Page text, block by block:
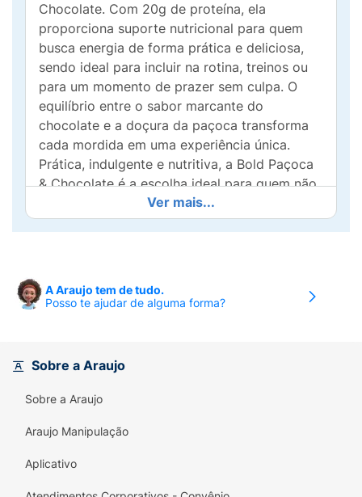
Chocolate. Com 20g de proteína, ela
proporciona suporte nutricional para quem
busca energia de forma prática e deliciosa,
sendo ideal para incluir na rotina, treinos ou
para um momento de prazer sem culpa. O
equilíbrio entre o sabor marcante do
chocolate e a doçura da paçoca transforma
cada mordida em uma experiência única.
Prática, indulgente e nutritiva, a Bold Paçoca
& Chocolate é a escolha ideal para quem não
abre mão do sabor enquanto investe no bem-
estar e na performance diária.
Ver mais...
A Araujo tem de tudo.
Posso te ajudar de alguma forma?
Sobre a Araujo
Sobre a Araujo
Araujo Manipulação
Aplicativo